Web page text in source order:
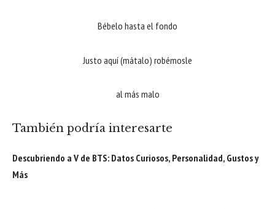
Bébelo hasta el fondo
Justo aquí (mátalo) robémosle
al más malo
También podría interesarte
Descubriendo a V de BTS: Datos Curiosos, Personalidad, Gustos y
Más